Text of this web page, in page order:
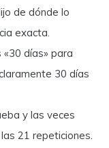
de dónde lo
exacta.
días» para
30 días
y las veces
21 repeticiones.